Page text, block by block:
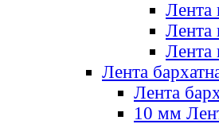
Лента
Лента
Лента
Лента
Лента
10 мм